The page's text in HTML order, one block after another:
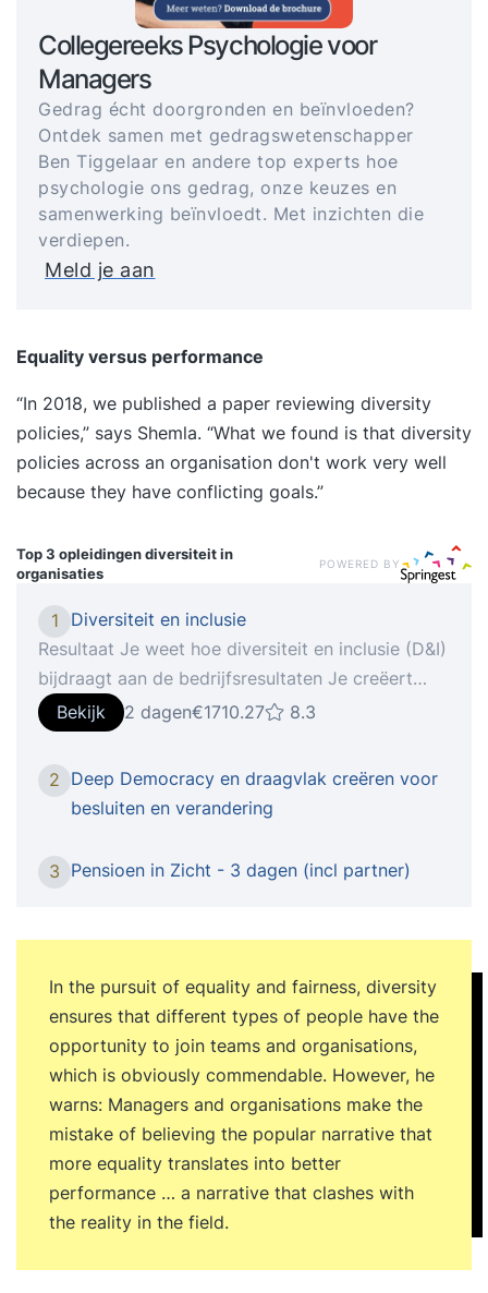
Collegereeks Psychologie voor
Managers
Gedrag écht doorgronden en beïnvloeden?
Ontdek samen met gedragswetenschapper
Ben Tiggelaar en andere top experts hoe
psychologie ons gedrag, onze keuzes en
samenwerking beïnvloedt. Met inzichten die
verdiepen.
Meld je aan
Equality versus performance
“In 2018, we published a paper reviewing diversity
policies,” says Shemla. “What we found is that diversity
policies across an organisation don't work very well
because they have conflicting goals.”
Top 3 opleidingendiversiteit in
organisaties
POWERED BY
1
Diversiteit en inclusie
Resultaat Je weet hoe diversiteit en inclusie (D&I)
bijdraagt aan de bedrijfsresultaten Je creëert
draagvlak voor D&I beleid bij stakeholders binnen
jouw organisatie Je kunt het management
maatregelen Je maakt jezelf als D&I professional
zichtbaar in de organisatie Je begrijpt wat de
inhouden Je hebt inzicht in de psychologie
Verschillende achtergronden, inzichten en
prestaties. Hoe divers en inclusief is jouw
organisatie? Benut je de kracht van de
minderheid? Of is het personeelsbestand
overwegend homogeen? Ontdek wat diversiteit
en inclusie inhouden, welke organisatie- en HR-
praktijken een rol spelen en hoe jij het verschil
hierin maakt. De training Diversiteit en inclusie is
onmisbaar voor iedere HR-professional die van
start wil met dit onderwerp! Inhoud Veel
organisaties omarmen diversiteit en inclusie. Dat
Bekijk 2 dagen€1710.27 8.3
2 Deep Democracy en draagvlak creëren voor
besluiten en verandering
3 Pensioen in Zicht - 3 dagen (incl partner)
In the pursuit of equality and fairness, diversity
ensures that different types of people have the
opportunity to join teams and organisations,
which is obviously commendable. However, he
warns: Managers and organisations make the
mistake of believing the popular narrative that
more equality translates into better
performance … a narrative that clashes with
the reality in the field.